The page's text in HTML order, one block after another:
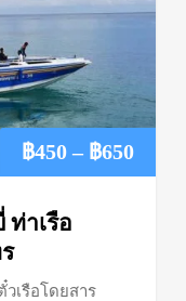
฿450 – ฿650Price
ท่าเรือ
เรือโดยสาร